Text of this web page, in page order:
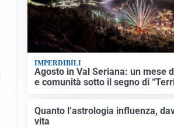
IMPERDIBILI
Agosto in Val Seriana: un mese
e comunità sotto il segno di
Quanto l’astrologia influenza,
vita